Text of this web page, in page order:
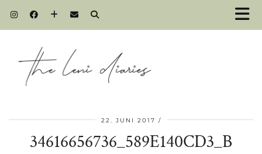
22. JUNI 2017
34616656736_589E140CD3_B